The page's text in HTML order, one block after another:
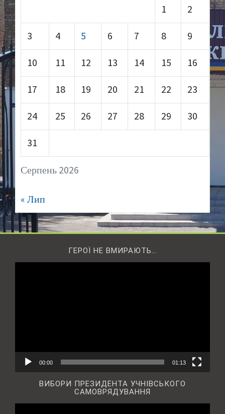
Серпень 2026
1 2
3 4 5 6 7 8 9
10 11 12 13 14 15 16
17 18 19 20 21 22 23
24 25 26 27 28 29 30
31
« Лип
ГЕРОЇ НЕ ВМИРАЮТЬ…
00:00 01:13
ВИБОРИ ПРЕЗИДЕНТА УЧНІВСЬКОГО
САМОВРЯДУВАННЯ